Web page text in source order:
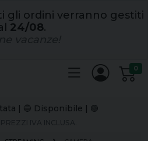
gli ordini verranno gestiti
24/08.
0
| 🔵 Disponibile | 🟢